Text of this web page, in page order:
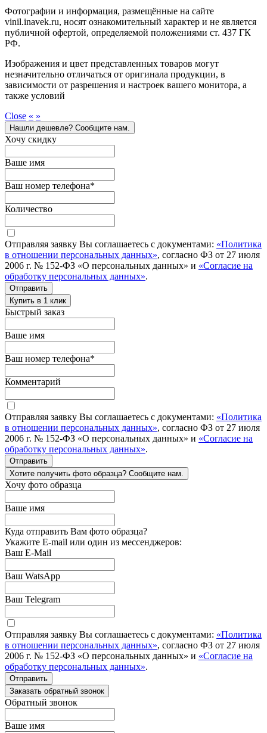
Фотографии и информация, размещённые на сайте
vinil.inavek.ru, носят ознакомительный характер и не является
публичной офертой, определяемой положениями ст. 437 ГК
РФ.
Изображения и цвет представленных товаров могут
незначительно отличаться от оригинала продукции, в
зависимости от разрешения и настроек вашего монитора, а
также условий
Close « »
Нашли дешевле? Сообщите нам.
Хочу скидку
Ваше имя
Ваш номер телефона*
Количество
Отправляя заявку Вы соглашаетесь с документами: «Политика
в отношении персональных данных», согласно ФЗ от 27 июля
2006 г. № 152-ФЗ «О персональных данных» и «Согласие на
обработку персональных данных».
Отправить
Купить в 1 клик
Быстрый заказ
Ваше имя
Ваш номер телефона*
Комментарий
Отправляя заявку Вы соглашаетесь с документами: «Политика
в отношении персональных данных», согласно ФЗ от 27 июля
2006 г. № 152-ФЗ «О персональных данных» и «Согласие на
обработку персональных данных».
Отправить
Хотите получить фото образца? Сообщите нам.
Хочу фото образца
Ваше имя
Куда отправить Вам фото образца?
Укажите E-mail или один из мессенджеров:
Ваш E-Mail
Ваш WatsApp
Ваш Telegram
Отправляя заявку Вы соглашаетесь с документами: «Политика
в отношении персональных данных», согласно ФЗ от 27 июля
2006 г. № 152-ФЗ «О персональных данных» и «Согласие на
обработку персональных данных».
Отправить
Заказать обратный звонок
Обратный звонок
Ваше имя